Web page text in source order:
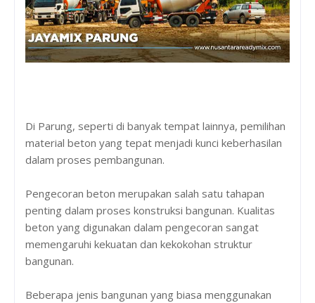
Di Parung, seperti di banyak tempat lainnya, pemilihan
material beton yang tepat menjadi kunci keberhasilan
dalam proses pembangunan.
Pengecoran beton merupakan salah satu tahapan
penting dalam proses konstruksi bangunan. Kualitas
beton yang digunakan dalam pengecoran sangat
memengaruhi kekuatan dan kekokohan struktur
bangunan.
Beberapa jenis bangunan yang biasa menggunakan